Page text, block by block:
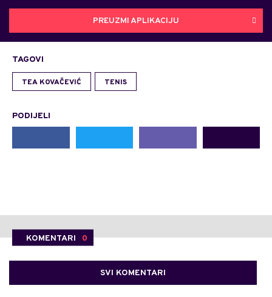
PREUZMI APLIKACIJU
TAGOVI
TEA KOVAČEVIĆ TENIS
PODIJELI
KOMENTARI 0
SVI KOMENTARI